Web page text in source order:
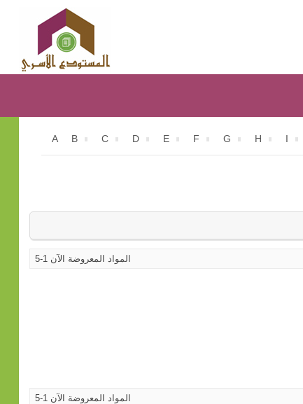
A B C D E F G H
المواد المعروضة الآن 1-5
المواد المعروضة الآن 1-5